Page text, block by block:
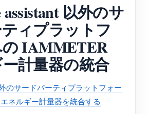
assistant 以外のサ
ィプラットフ
IAMMETER
計量器の統合
のサードパーティプラットフォー
ネルギー計量器を統合する